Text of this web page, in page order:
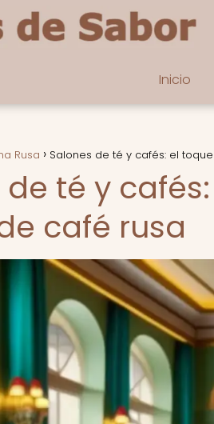
Inicio
Rusa Salones de té y cafés: el
de té y
café rusa